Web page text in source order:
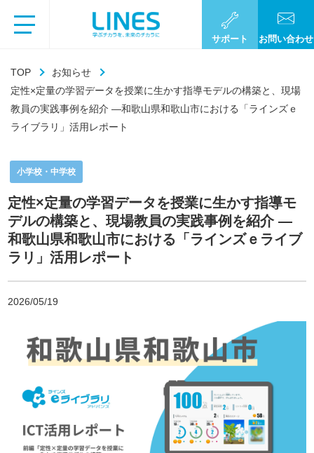
サポート お問い合わせ
TOP
お知らせ
定性×定量の学習データを授業に生かす指導モデルの構築と、現場
教員の実践事例を紹介 ―和歌山県和歌山市における「ラインズｅ
ライブラリ」活用レポート
小学校・中学校
定性×定量の学習データを授業に生かす指導モ
デルの構築と、現場教員の実践事例を紹介 ―
和歌山県和歌山市における「ラインズｅライブ
ラリ」活用レポート
2026/05/19